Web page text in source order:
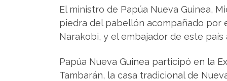
El ministro de Papúa Nueva Guinea,
piedra del pabellón acompañado por
Narakobi, y el embajador de este país
Papúa Nueva Guinea participó en la
Tambarán, la casa tradicional de